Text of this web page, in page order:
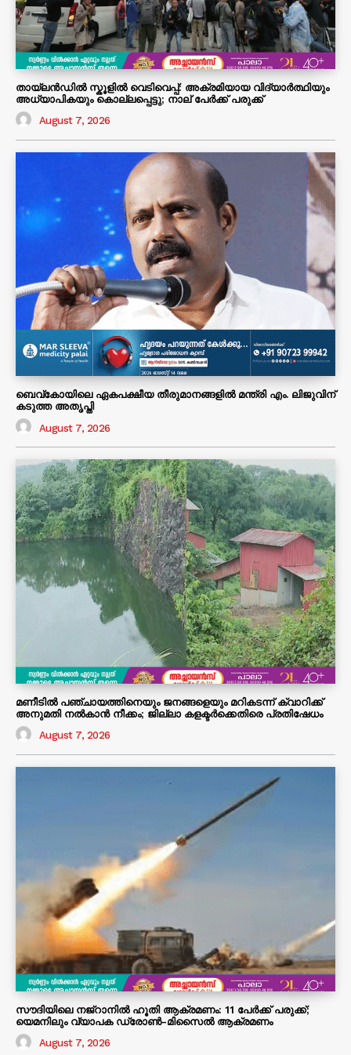
തായ്ലൻഡിൽ സ്കൂളിൽ വെടിവെപ്പ്: അക്രമിയായ വിദ്യാർത്ഥിയും
അധ്യാപികയും കൊല്ലപ്പെട്ടു; നാല് പേർക്ക് പരുക്ക്
August 7, 2026
ബെവ്കോയിലെ ഏകപക്ഷീയ തീരുമാനങ്ങളിൽ മന്ത്രി എം. ലിജുവിന്
കടുത്ത അതൃപ്തി
August 7, 2026
മണീടിൽ പഞ്ചായത്തിനെയും ജനങ്ങളെയും മറികടന്ന് ക്വാറിക്ക്
അനുമതി നൽകാൻ നീക്കം; ജില്ലാ കളക്ടർക്കെതിരെ പ്രതിഷേധം
August 7, 2026
സൗദിയിലെ നജ്‌റാനിൽ ഹൂതി ആക്രമണം: 11 പേർക്ക് പരുക്ക്;
യെമനിലും വ്യാപക ഡ്രോൺ-മിസൈൽ ആക്രമണം
August 7, 2026